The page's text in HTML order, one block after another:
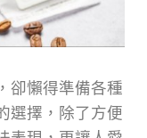
卻懶得準備各種
選擇，除了方便